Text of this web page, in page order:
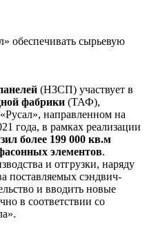
обеспечивать сырьевую
(НЗСП) участвует в
фабрики (ТАФ),
направленном на
года, в рамках реализации
более 199 000 кв.м
элементов.
и отгрузки, наряду
поставляемых сэндвич-
и вводить новые
в соответствии со